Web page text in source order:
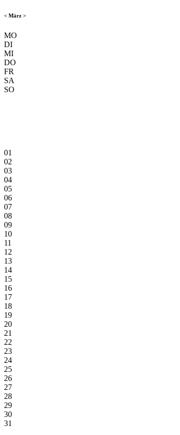
< März >
MO
DI
MI
DO
FR
SA
SO
01
02
03
04
05
06
07
08
09
10
11
12
13
14
15
16
17
18
19
20
21
22
23
24
25
26
27
28
29
30
31